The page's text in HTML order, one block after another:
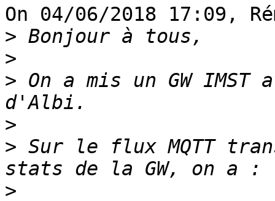
On 04/06/2018 17:09,
>
>
> On a mis un GW
>
> Sur le flux MQTT
>